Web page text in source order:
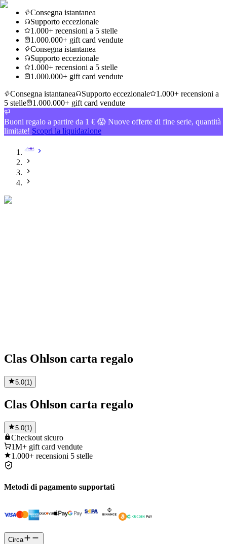
Consegna istantanea
Supporto eccezionale
1.000+ recensioni a 5 stelle
1.000.000+ gift card vendute
Consegna istantanea
Supporto eccezionale
1.000+ recensioni a 5 stelle
1.000.000+ gift card vendute
Consegna istantanea
Supporto eccezionale
1.000+ recensioni a
5 stelle
1.000.000+ gift card vendute
Buoni regalo a partire da 1 € 😱 Nuove offerte di fine serie, quantità
limitate! Scopri la liquidazione
Clas Ohlson carta regalo
5.0(1 )
Clas Ohlson carta regalo
5.0(1)
Checkout sicuro
1M+ gift card vendute
1.000+ recensioni 5 stelle
Metodi di pagamento supportati
Circa